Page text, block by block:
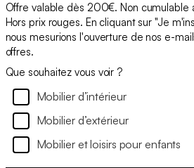
Offre valable dès 200€. Non cumulable
Hors prix rouges. En cliquant sur "Je
nous mesurions l'ouverture de nos e-
offres.
Que souhaitez vous voir ?
Mobilier d’intérieur
Mobilier d’extérieur
Mobilier et loisirs pour enfants